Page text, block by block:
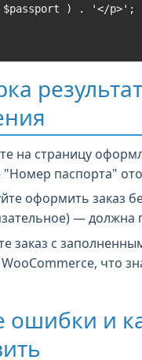
$passport ) . '</p>';
на страницу
"Номер паспорта"
оформить заказ
— должна
заказ с
что
ошибки и